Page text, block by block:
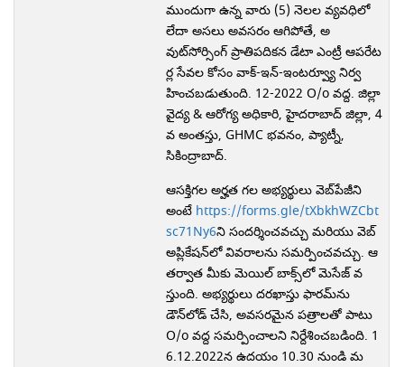
ముందుగా ఉన్న వారు (5) నెలల వ్యవధిలో
లేదా అసలు అవసరం ఆగిపోతే, అ
వుట్‌సోర్సింగ్ ప్రాతిపదికన డేటా ఎంట్రీ ఆపరేట
ర్ల సేవల కోసం వాక్-ఇన్-ఇంటర్వ్యూ నిర్వ
హించబడుతుంది. 12-2022 O/o వద్ద. జిల్లా
వైద్య & ఆరోగ్య అధికారి, హైదరాబాద్ జిల్లా, 4
వ అంతస్తు, GHMC భవనం, ప్యాట్నీ,
సికింద్రాబాద్.
ఆసక్తిగల అర్హత గల అభ్యర్థులు వెబ్‌పేజీని
అంటే https://forms.gle/tXbkhWZCbt
sc71Ny6ని సందర్శించవచ్చు మరియు వెబ్
అప్లికేషన్‌లో వివరాలను సమర్పించవచ్చు. ఆ
తర్వాత మీకు మెయిల్ బాక్స్‌లో మెసేజ్ వ
స్తుంది. అభ్యర్థులు దరఖాస్తు ఫారమ్‌ను
డౌన్‌లోడ్ చేసి, అవసరమైన పత్రాలతో పాటు
O/o వద్ద సమర్పించాలని నిర్దేశించబడింది. 1
6.12.2022న ఉదయం 10.30 నుండి మ